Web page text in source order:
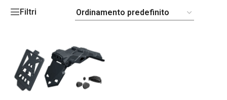
Filtri